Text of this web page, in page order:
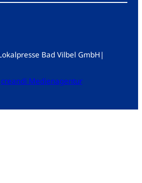
Bad Vilbel GmbH |
creandi Medienagentur